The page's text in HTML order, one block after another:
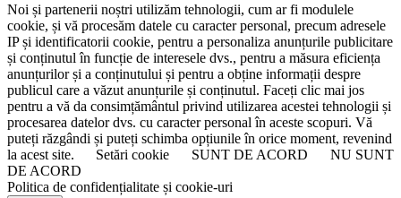
Noi și partenerii noștri utilizăm tehnologii, cum ar fi modulele
cookie, și vă procesăm datele cu caracter personal, precum adresele
IP și identificatorii cookie, pentru a personaliza anunțurile publicitare
și conținutul în funcție de interesele dvs., pentru a măsura eficiența
anunțurilor și a conținutului și pentru a obține informații despre
publicul care a văzut anunțurile și conținutul. Faceți clic mai jos
pentru a vă da consimțământul privind utilizarea acestei tehnologii și
procesarea datelor dvs. cu caracter personal în aceste scopuri. Vă
puteți răzgândi și puteți schimba opțiunile în orice moment, revenind
la acest site.
Setări cookie SUNT DE ACORD
NU SUNT
DE ACORD
Politica de confidențialitate și cookie-uri